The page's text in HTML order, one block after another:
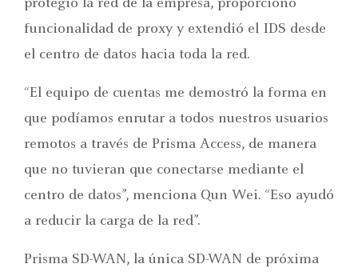
protegió la red de la empresa, proporcionó
funcionalidad de proxy y extendió el IDS desde
el centro de datos hacia toda la red.
“El equipo de cuentas me demostró la forma en
que podíamos enrutar a todos nuestros usuarios
remotos a través de Prisma Access, de manera
que no tuvieran que conectarse mediante el
centro de datos”, menciona Qun Wei. “Eso ayudó
a reducir la carga de la red”.
Prisma SD-WAN, la única SD-WAN de próxima